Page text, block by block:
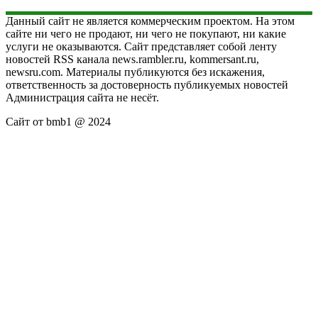
Данный сайт не является коммерческим проектом. На этом
сайте ни чего не продают, ни чего не покупают, ни какие
услуги не оказываются. Сайт представляет собой ленту
новостей RSS канала news.rambler.ru, kommersant.ru,
newsru.com. Материалы публикуются без искажения,
ответственность за достоверность публикуемых новостей
Администрация сайта не несёт.
Сайт от bmb1 @ 2024